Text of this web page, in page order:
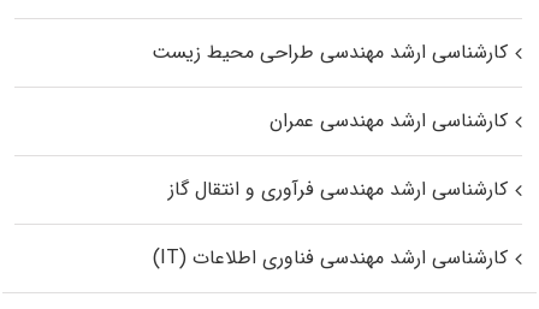
کارشناسی ارشد مهندسی طراحی محیط زیست
کارشناسی ارشد مهندسی عمران
کارشناسی ارشد مهندسی فرآوری و انتقال گاز
کارشناسی ارشد مهندسی فناوری اطلاعات (IT)